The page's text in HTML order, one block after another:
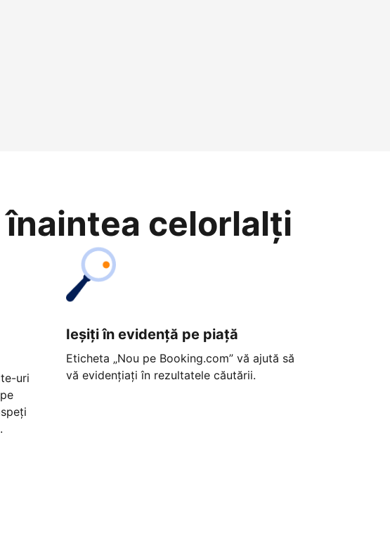
celorlalți
uri
Ieșiți în evidență pe piață
Eticheta „Nou pe Booking.com” vă ajută să
vă evidențiați în rezultatele căutării.